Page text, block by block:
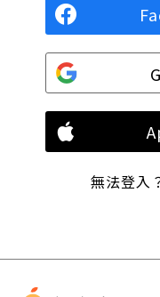
無法登入